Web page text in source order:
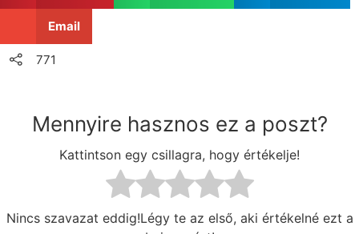
Email
771
Mennyire hasznos ez a poszt?
Kattintson egy csillagra, hogy értékelje!
Nincs szavazat eddig!Légy te az első, aki értékelné ezt a